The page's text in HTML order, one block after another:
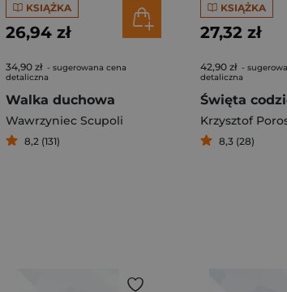
KSIĄŻKA
26,94 zł
34,90 zł - sugerowana cena
detaliczna
Walka duchowa
Wawrzyniec Scupoli
8,2 (131)
KSIĄŻKA
27,32 zł
42,90 zł -
detaliczna
Krzysztof
8,3 (28)